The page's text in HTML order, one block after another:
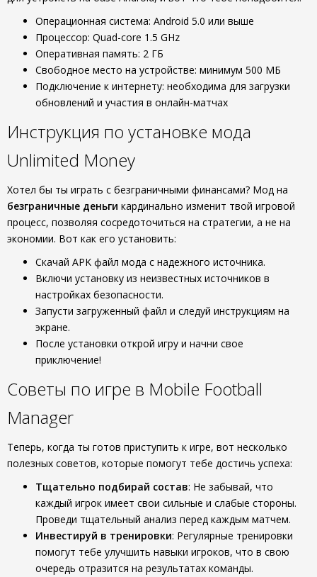
Операционная система: Android 5.0 или выше
Процессор: Quad-core 1.5 GHz
Оперативная память: 2 ГБ
Свободное место на устройстве: минимум 500 МБ
Подключение к интернету: необходима для загрузки
обновлений и участия в онлайн-матчах
Инструкция по установке мода
Unlimited Money
Хотел бы ты играть с безграничными финансами? Мод на
безграничные деньги кардинально изменит твой игровой
процесс, позволяя сосредоточиться на стратегии, а не на
экономии. Вот как его установить:
Скачай APK файл мода с надежного источника.
Включи установку из неизвестных источников в
настройках безопасности.
Запусти загруженный файл и следуй инструкциям на
экране.
После установки открой игру и начни свое
приключение!
Советы по игре в Mobile Football
Manager
Теперь, когда ты готов приступить к игре, вот несколько
полезных советов, которые помогут тебе достичь успеха:
Тщательно подбирай состав: Не забывай, что
каждый игрок имеет свои сильные и слабые стороны.
Проведи тщательный анализ перед каждым матчем.
Инвестируй в тренировки: Регулярные тренировки
помогут тебе улучшить навыки игроков, что в свою
очередь отразится на результатах команды.